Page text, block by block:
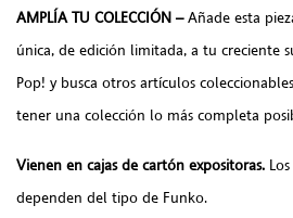
AMPLÍA TU COLECCIÓN –Añade esta
única, de edición limitada, a tu creciente
Pop! y busca otros artículos
tener una colección lo más completa
Vienen en cajas de cartón expositoras.
dependen del tipo de Funko.